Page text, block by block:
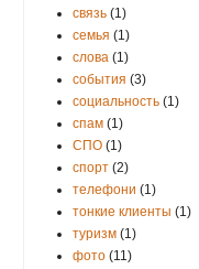
связь (1)
семья (1)
слова (1)
события (3)
социальность (1)
спам (1)
СПО (1)
спорт (2)
телефони (1)
тонкие клиенты (1)
туризм (1)
фото (11)